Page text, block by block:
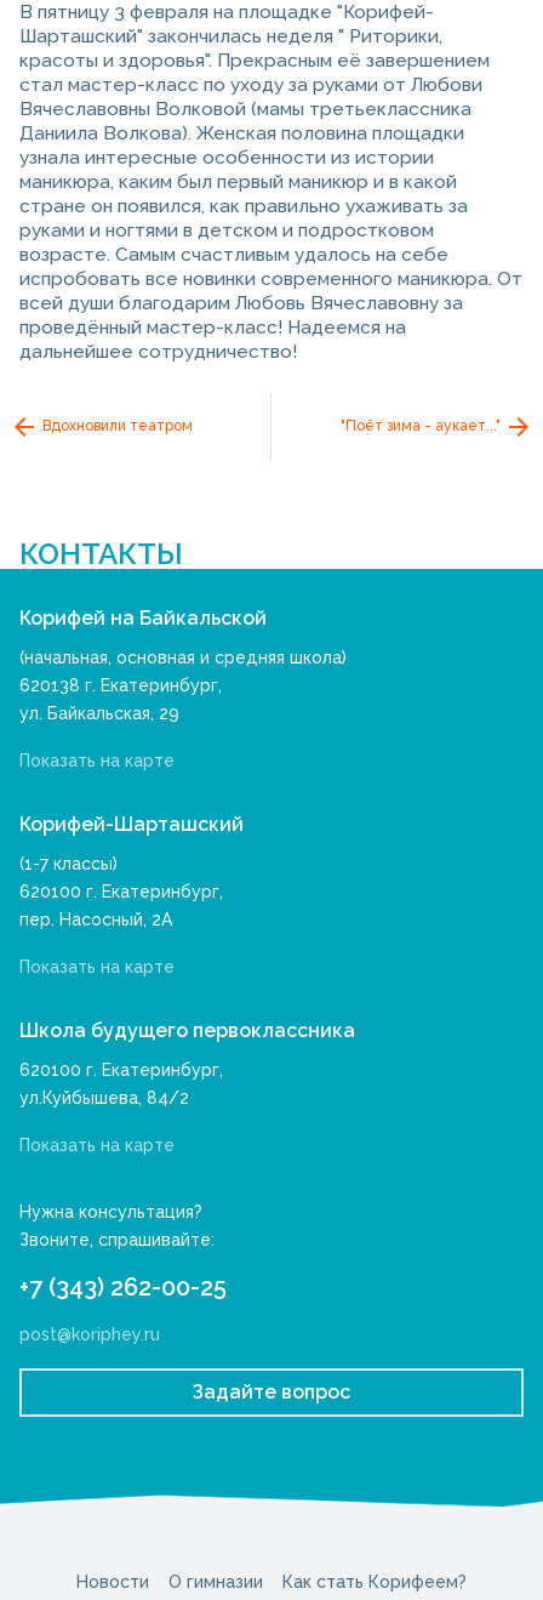
В пятницу 3 февраля на площадке "Корифей-
Шарташский" закончилась неделя " Риторики,
красоты и здоровья". Прекрасным её завершением
стал мастер-класс по уходу за руками от Любови
Вячеславовны Волковой (мамы третьеклассника
Даниила Волкова). Женская половина площадки
узнала интересные особенности из истории
маникюра, каким был первый маникюр и в какой
стране он появился, как правильно ухаживать за
руками и ногтями в детском и подростковом
возрасте. Самым счастливым удалось на себе
испробовать все новинки современного маникюра. От
всей души благодарим Любовь Вячеславовну за
проведённый мастер-класс! Надеемся на
дальнейшее сотрудничество!
Вдохновили театром "Поёт зима - аукает..."
КОНТАКТЫ
Корифей на Байкальской
(начальная, основная и средняя школа)
620138 г. Екатеринбург,
ул. Байкальская, 29
Показать на карте
Корифей-Шарташский
(1-7 классы)
620100 г. Екатеринбург,
пер. Насосный, 2А
Показать на карте
Школа будущего первоклассника
620100 г. Екатеринбург,
ул.Куйбышева, 84/2
Показать на карте
Нужна консультация?
Звоните, спрашивайте:
+7 (343) 262-00-25
post@koriphey.ru
Задайте вопрос
Новости О гимназии Как стать Корифеем?